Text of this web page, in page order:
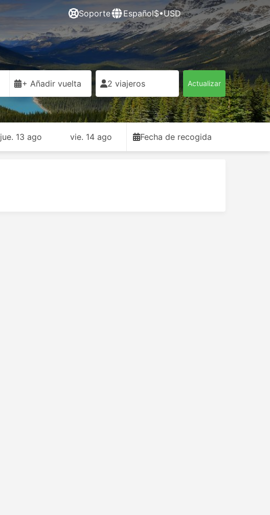
Soporte Español$•USD
+ Añadir vuelta 2 viajeros Actualizar
jue. 13 ago vie. 14 ago Fecha de recogida